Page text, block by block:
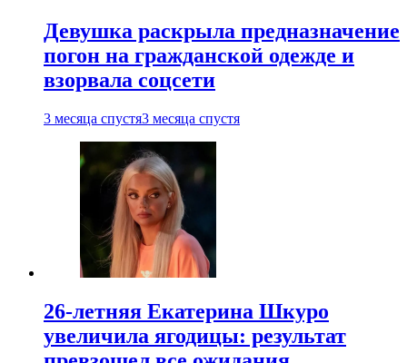
Девушка раскрыла предназначение
погон на гражданской одежде и
взорвала соцсети
3 месяца спустя3 месяца спустя
26-летняя Екатерина Шкуро
увеличила ягодицы: результат